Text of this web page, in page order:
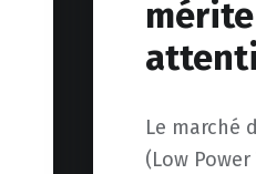
Le marché
(Low